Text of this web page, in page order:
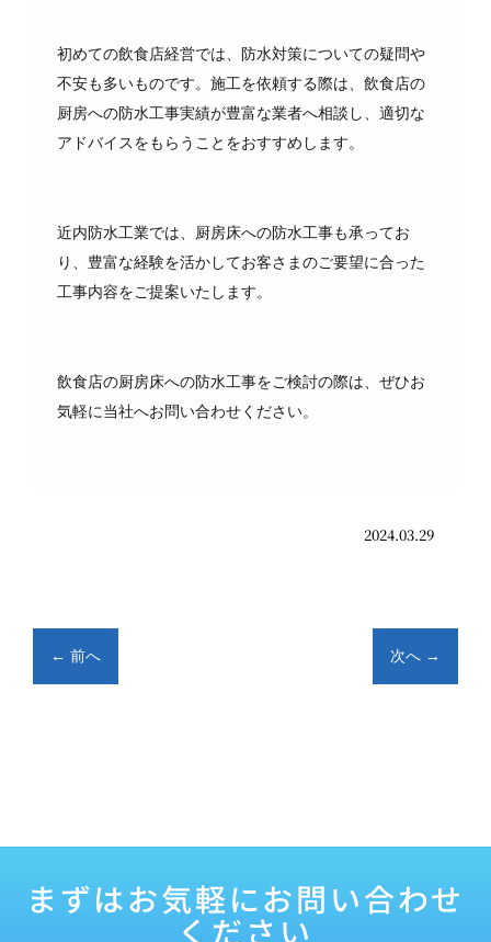
初めての飲食店経営では、防水対策についての疑問や
不安も多いものです。施工を依頼する際は、飲食店の
厨房への防水工事実績が豊富な業者へ相談し、適切な
アドバイスをもらうことをおすすめします。
近内防水工業では、厨房床への防水工事も承ってお
り、豊富な経験を活かしてお客さまのご要望に合った
工事内容をご提案いたします。
飲食店の厨房床への防水工事をご検討の際は、ぜひお
気軽に当社へお問い合わせください。
2024.03.29
← 前へ 次へ →
まずはお気軽にお問い合わせ
ください